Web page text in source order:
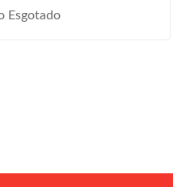
1993 5 Peças
Esgotado